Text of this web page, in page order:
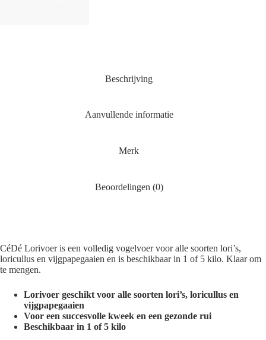
Beschrijving
Aanvullende informatie
Merk
Beoordelingen (0)
CéDé Lorivoer is een volledig vogelvoer voor alle soorten lori’s,
loricullus en vijgpapegaaien en is beschikbaar in 1 of 5 kilo. Klaar om
te mengen.
Lorivoer geschikt voor alle soorten lori’s, loricullus en
vijgpapegaaien
Voor een succesvolle kweek en een gezonde rui
Beschikbaar in 1 of 5 kilo